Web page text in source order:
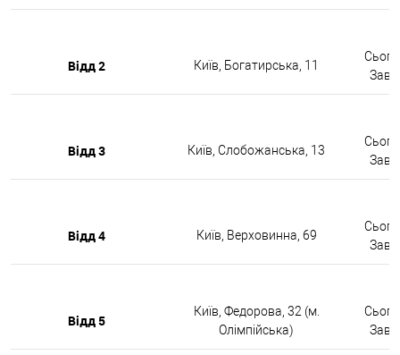
Відд 2 Київ, Богатирська, 11
Відд 3 Київ, Слобожанська, 13
Відд 4 Київ, Верховинна, 69
Відд 5
Київ, Федорова, 32 (м.
Олімпійська)